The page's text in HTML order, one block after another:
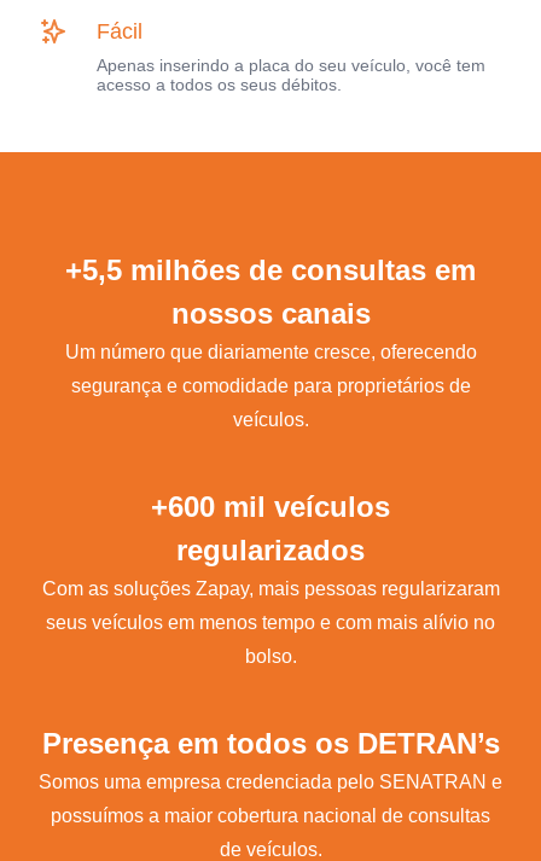
Fácil
Apenas inserindo a placa do seu veículo, você tem
acesso a todos os seus débitos.
+5,5 milhões de consultas em
nossos canais
Um número que diariamente cresce, oferecendo
segurança e comodidade para proprietários de
veículos.
+600 mil veículos
regularizados
Com as soluções Zapay, mais pessoas regularizaram
seus veículos em menos tempo e com mais alívio no
bolso.
Presença em todos os DETRAN’s
Somos uma empresa credenciada pelo SENATRAN e
possuímos a maior cobertura nacional de consultas
de veículos.